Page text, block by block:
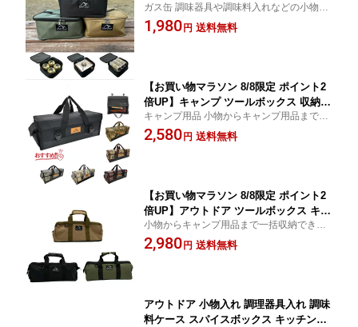
コンロ バッグ キャンプ 調味料入れ 小
物収納袋 Campstyle キャンプスタイル
ガス缶 調味器具や調味料入れなどの小物を
一括収納できる お買い物マラソン スーパー
SALE
1,980 円 送料無料
【お買い物マラソン 8/8限定 ポイント2
倍UP】キャンプ ツールボックス 収納
バッグ アウトドア コンテナボックス 大
容量ソフトコンテナ キャンプ道具 折り
キャンプ用品 小物からキャンプ用品まで一
括収納できる大容量ギアボックス
2,580 円 送料無料
【お買い物マラソン 8/8限定 ポイント2
倍UP】アウトドア ツールボックス キャ
ンプ 収納ボックス コンテナボックス 大
容量 キャンプ道具 折りたたみコンテナ
小物からキャンプ用品まで一括収納できる
大容量ボックス お買い物マラソン
2,980 円 送料無料
アウトドア 小物入れ 調理器具入れ 調味
料ケース スパイスボックス キッチンツ